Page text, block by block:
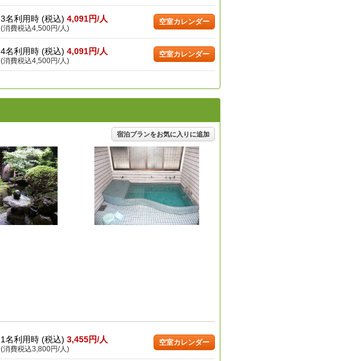
3名利用時 (税込) 4,091円/人
(消費税込4,500円/人)
空室カレンダー
4名利用時 (税込) 4,091円/人
(消費税込4,500円/人)
空室カレンダー
宿泊プランをお気に入りに追加
1名利用時 (税込) 3,455円/人
(消費税込3,800円/人)
空室カレンダー